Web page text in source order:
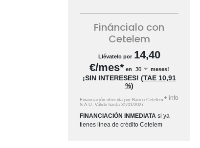
Fináncialo con
Cetelem
Llévatelo por 14,40
€/mes* en meses!
¡SIN INTERESES! (TAE 10,91
%)
Financiación ofrecida por Banco Cetelem
S.A.U.Válido hasta31/01/2027
+ info
FINANCIACIÓN INMEDIATA si ya
tienes línea de crédito Cetelem